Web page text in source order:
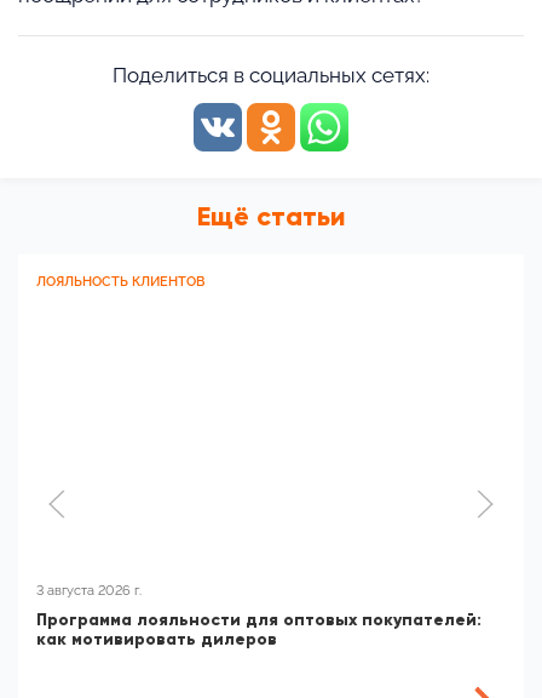
Поделиться в социальных сетях:
Ещё статьи
ЛОЯЛЬНОСТЬ КЛИЕНТОВ
3 августа 2026 г.
Программа лояльности для оптовых покупателей:
как мотивировать дилеров